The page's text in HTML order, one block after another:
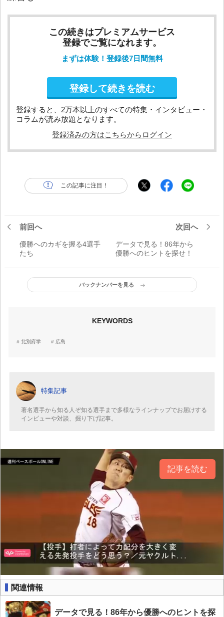
この続きはプレミアムサービス
登録でご覧になれます。
まずは体験！登録後7日間無料
登録して続きを読む
登録すると、2万本以上のすべての特集・インタビュー・
コラムが読み放題となります。
登録済みの方はこちらからログイン
この記事に注目！
前回へ
優勝へのカギを握る4選手
たち
次回へ
データで見る！86年から
優勝へのヒントを探せ！
バックナンバーを見る
KEYWORDS
北別府学 広島
特集記事
著名選手から知る人ぞ知る選手まで多様なラインナップでお届けする
インビューや対談、掘り下げ記事。
記事を読む
関連情報
データで見る！86年から優勝へのヒントを探